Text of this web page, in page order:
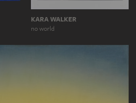
KARA WALKER
no world